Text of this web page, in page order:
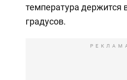
температура держится
градусов.